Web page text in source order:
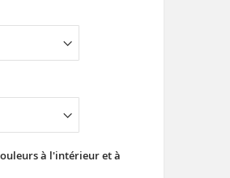
à l'intérieur et à